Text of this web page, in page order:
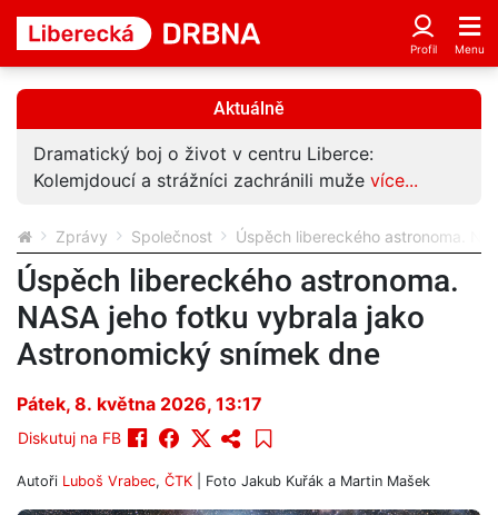
Aktuálně
Dramatický boj o život v centru Liberce:
Kolemjdoucí a strážníci zachránili muže více...
Zprávy Společnost Úspěch libereckého astronoma.
Úspěch libereckého astronoma.
NASA jeho fotku vybrala jako
Astronomický snímek dne
Pátek, 8. května 2026, 13:17
Diskutuj na FB
Autoři Luboš Vrabec, ČTK | Foto Jakub Kuřák a Martin Mašek